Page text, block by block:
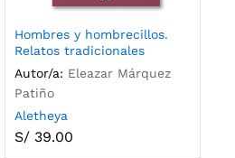
Hombres y hombrecillos.
Relatos tradicionales
Autor/a: Eleazar Márquez
Patiño
Aletheya
S/ 39.00